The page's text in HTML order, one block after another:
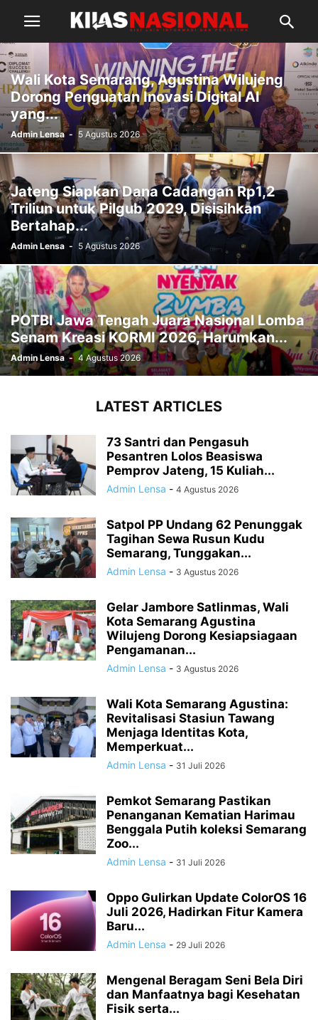
Wali Kota Semarang, Agustina Wilujeng
Dorong Penguatan Inovasi Digital AI
yang...
Admin Lensa - 5 Agustus 2026
Jateng Siapkan Dana Cadangan Rp1,2
Triliun untuk Pilgub 2029, Disisihkan
Bertahap...
Admin Lensa - 5 Agustus 2026
POTBI Jawa Tengah Juara Nasional Lomba
Senam Kreasi KORMI 2026, Harumkan...
Admin Lensa - 4 Agustus 2026
LATEST ARTICLES
73 Santri dan Pengasuh
Pesantren Lolos Beasiswa
Pemprov Jateng, 15 Kuliah...
Admin Lensa - 4 Agustus 2026
Satpol PP Undang 62 Penunggak
Tagihan Sewa Rusun Kudu
Semarang, Tunggakan...
Admin Lensa - 3 Agustus 2026
Gelar Jambore Satlinmas, Wali
Kota Semarang Agustina
Wilujeng Dorong Kesiapsiagaan
Pengamanan...
Admin Lensa - 3 Agustus 2026
Wali Kota Semarang Agustina:
Revitalisasi Stasiun Tawang
Menjaga Identitas Kota,
Memperkuat...
Admin Lensa - 31 Juli 2026
Pemkot Semarang Pastikan
Penanganan Kematian Harimau
Benggala Putih koleksi Semarang
Zoo...
Admin Lensa - 31 Juli 2026
Oppo Gulirkan Update ColorOS 16
Juli 2026, Hadirkan Fitur Kamera
Baru...
Admin Lensa - 29 Juli 2026
Mengenal Beragam Seni Bela Diri
dan Manfaatnya bagi Kesehatan
Fisik serta...